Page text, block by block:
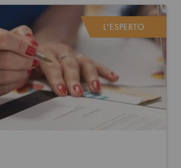
L’ESPERTO